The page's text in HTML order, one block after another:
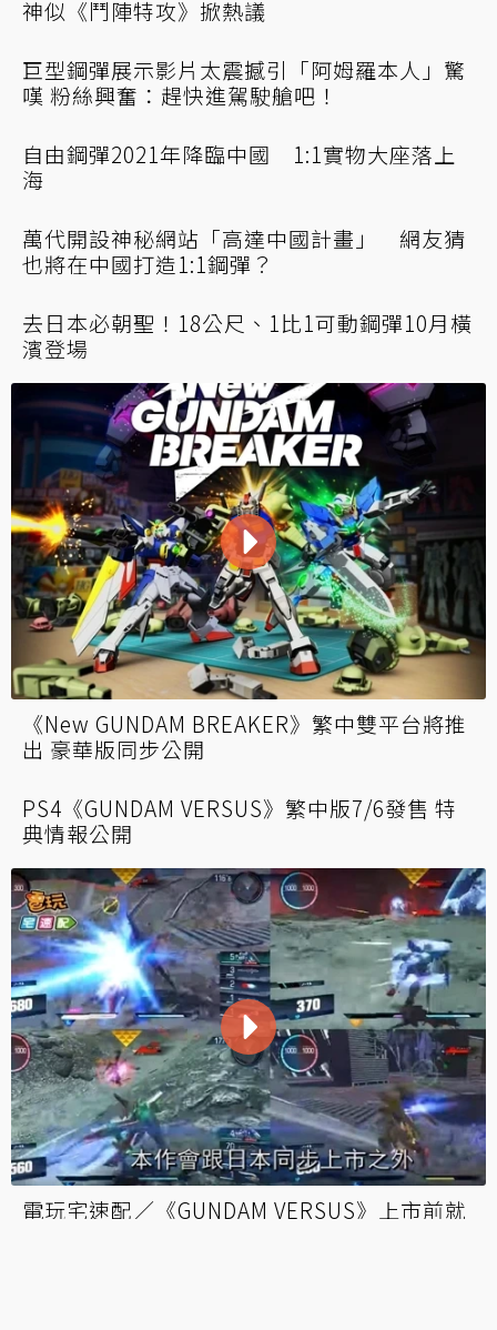
神似《鬥陣特攻》掀熱議
巨型鋼彈展示影片太震撼引「阿姆羅本人」驚
嘆 粉絲興奮：趕快進駕駛艙吧！
海
萬代開設神秘網站「高達中國計畫」 網友猜
也將在中國打造1:1鋼彈？